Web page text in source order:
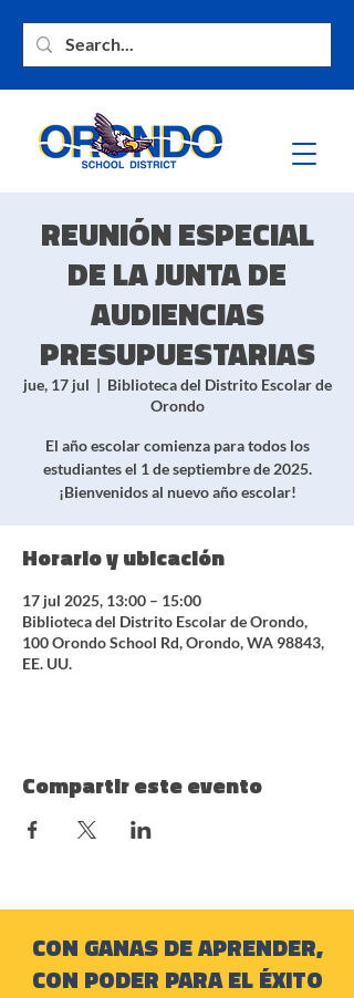
REUNIÓN ESPECIAL
DE LA JUNTA DE
AUDIENCIAS
PRESUPUESTARIAS
jue, 17 jul
  |
Biblioteca del Distrito Escolar de
Orondo
El año escolar comienza para todos los
estudiantes el 1 de septiembre de 2025.
¡Bienvenidos al nuevo año escolar!
Horario y ubicación
17 jul 2025, 13:00 – 15:00
Biblioteca del Distrito Escolar de Orondo,
100 Orondo School Rd, Orondo, WA 98843,
EE. UU.
Compartir este evento
CON GANAS DE APRENDER,
CON PODER PARA EL ÉXITO